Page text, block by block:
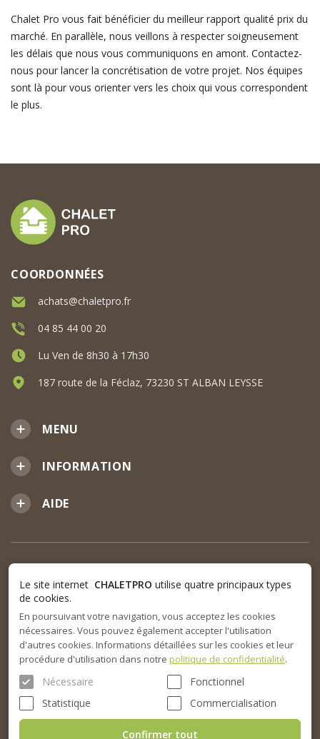
Chalet Pro vous fait bénéficier du meilleur rapport qualité prix du
marché. En parallèle, nous veillons à respecter soigneusement
les délais que nous vous communiquons en amont. Contactez-
nous pour lancer la concrétisation de votre projet. Nos équipes
sont là pour vous orienter vers les choix qui vous correspondent
le plus.
MENU
INFORMATION
AIDE
COORDONNÉES
achats@chaletpro.fr
04 85 44 00 20
Lu Ven de 8h30 à 17h30
187 route de la Féclaz, 73230 ST ALBAN LEYSSE
Le site internet CHALETPRO utilise quatre principaux types
de cookies.
En poursuivant votre navigation, vous acceptez les cookies
nécessaires. Vous pouvez également accepter l'utilisation
d'autres cookies. Informations détaillées sur les cookies et leur
procédure d'utilisation dans notre politique de confidentialité.
Nécessaire
Fonctionnel
Statistique
Commercialisation
Confirmer tout